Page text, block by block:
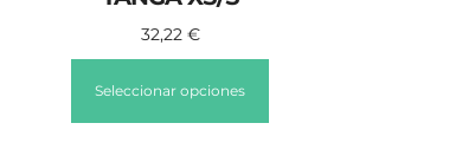
32,22 €
Seleccionar opciones